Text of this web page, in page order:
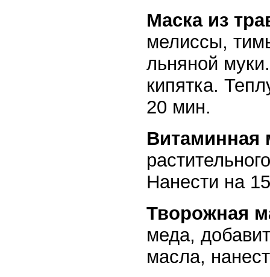
Маска из
мелиссы,
льняной
кипятка.
20 мин.
Витаминная
Нанести на
Творожная
меда,
масла,